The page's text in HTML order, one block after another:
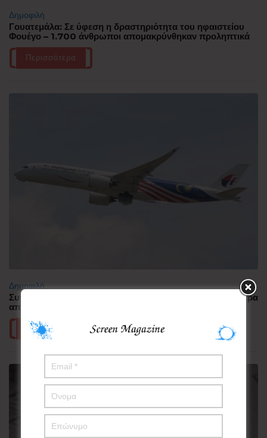
Δημοφιλή
Γουατεμάλα: Σε ύφεση η δραστηριότητα του ηφαιστείου
Φουέγο – 1.700 άνθρωποι απομακρύνθηκαν προληπτικά
Περισσότερα
Δημοφιλή
Συνελήφθη πιλότος αεροπορικής εταιρείας με περισσότερα
από 70.000 χάπια ecstasy στην Ινδονησία
Περισσότερα